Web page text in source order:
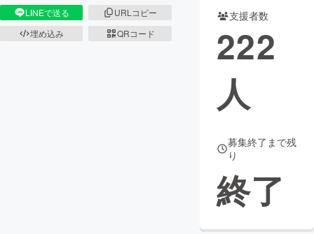
LINEで送る
URLコピー
埋め込み
QRコード
支援者数
222
人
募集終了まで残
り
終了